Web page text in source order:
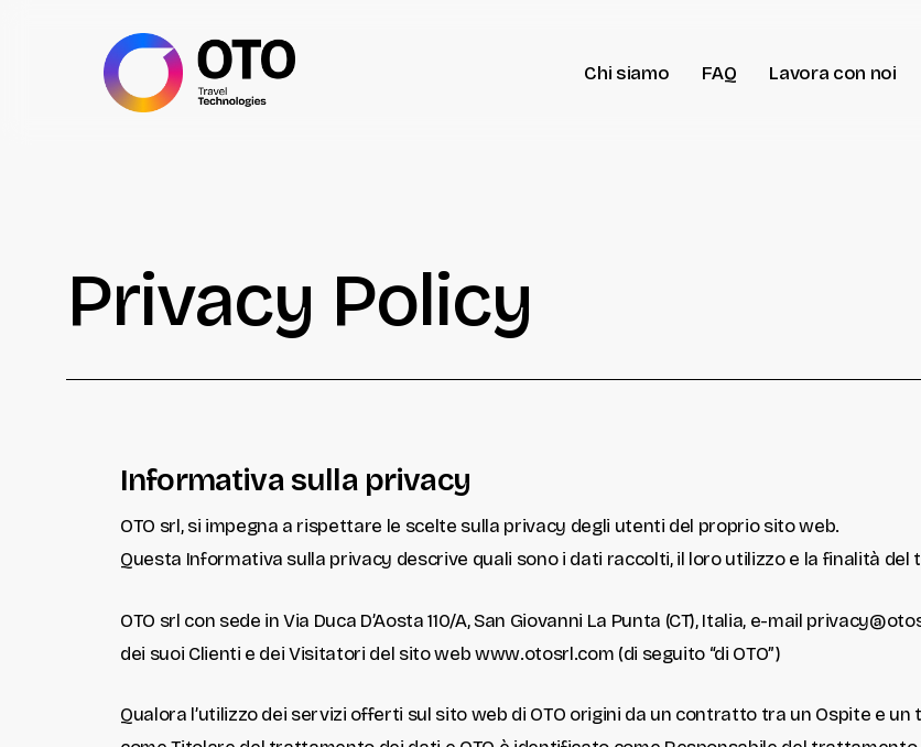
Chi siamo FAQ Lavora con noi
Privacy Policy
Informativa sulla privacy
OTO srl, si impegna a rispettare le scelte sulla privacy degli utenti del proprio sito web.
Questa Informativa sulla privacy descrive quali sono i dati raccolti, il loro utilizzo e la finalità
OTO srl con sede in Via Duca D’Aosta 110/A, San Giovanni La Punta (CT), Italia, e-mail
dei suoi Clienti e dei Visitatori del sito web www.otosrl.com (di seguito “di OTO”)
Qualora l’utilizzo dei servizi offerti sul sito web di OTO origini da un contratto tra un Ospite e un